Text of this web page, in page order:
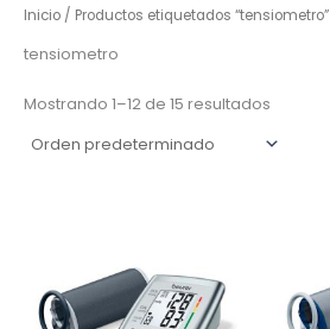
Inicio / Productos etiquetados “tensiometro”
tensiometro
Mostrando 1–12 de 15 resultados